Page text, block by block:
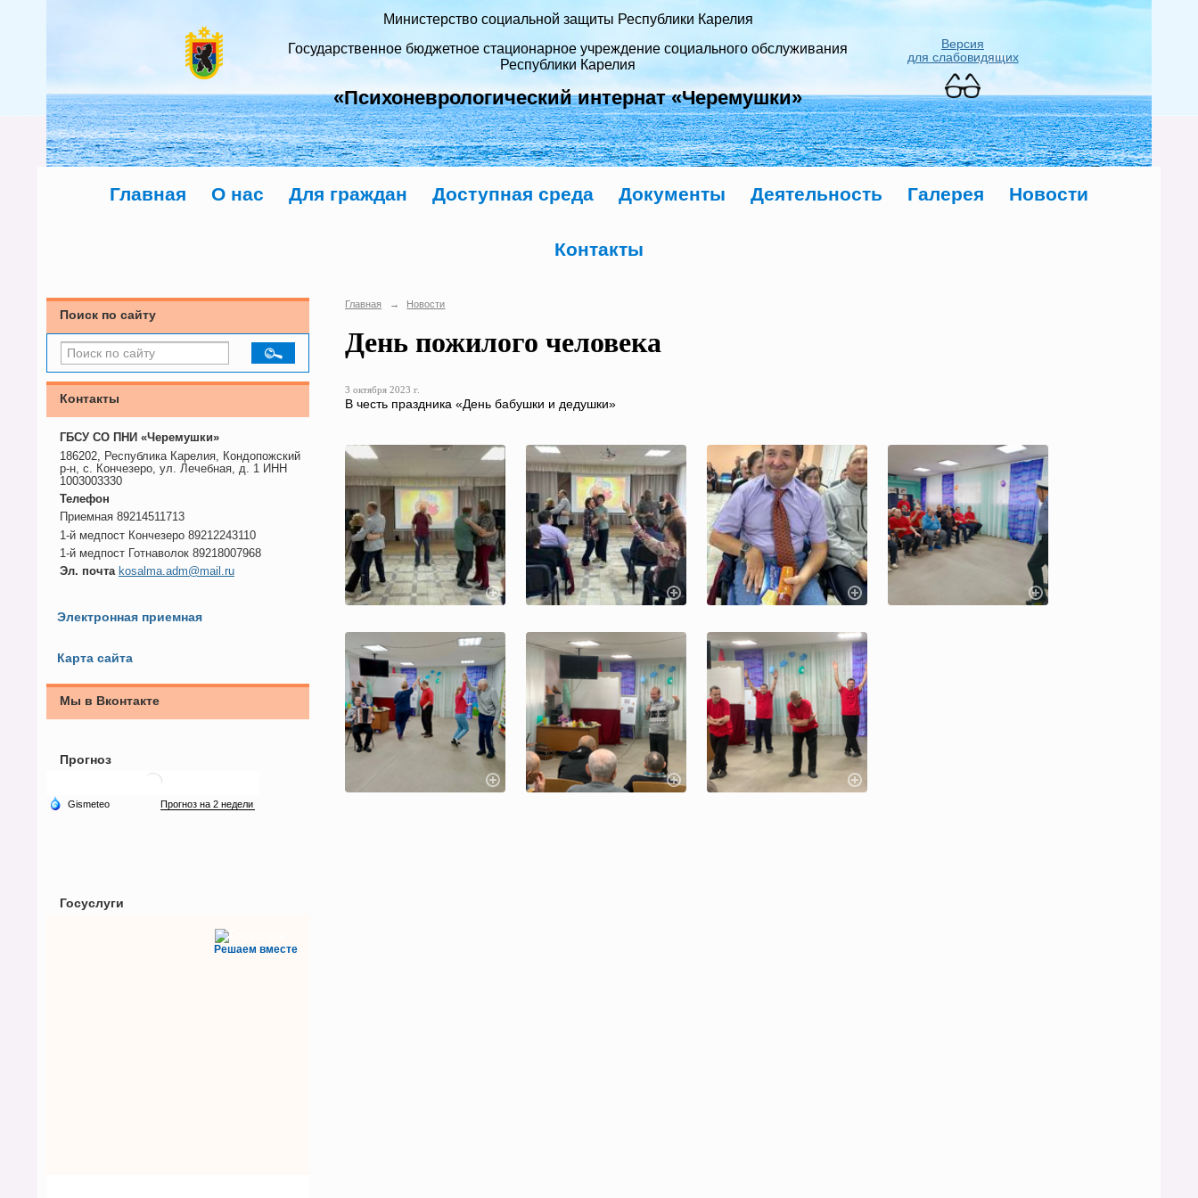
Министерство социальной защиты Республики Карелия
Государственное бюджетное стационарное учреждение социального обслуживания
Республики Карелия
«Психоневрологический интернат «Черемушки»
Версия
для слабовидящих
Главная О нас Для граждан Доступная среда Документы Деятельность Галерея Новости
Контакты
Поиск по сайту
Контакты
ГБСУ СО ПНИ «Черемушки»
186202, Республика Карелия, Кондопожский
р-н, с. Кончезеро, ул. Лечебная, д. 1 ИНН
1003003330
Телефон
Приемная 89214511713
1-й медпост Кончезеро 89212243110
1-й медпост Готнаволок 89218007968
Эл. почта kosalma.adm@mail.ru
Электронная приемная
Карта сайта
Мы в Вконтакте
Прогноз
Госуслуги
Решаем вместе
Главная → Новости
День пожилого человека
3 октября 2023 г.
В честь праздника «День бабушки и дедушки»